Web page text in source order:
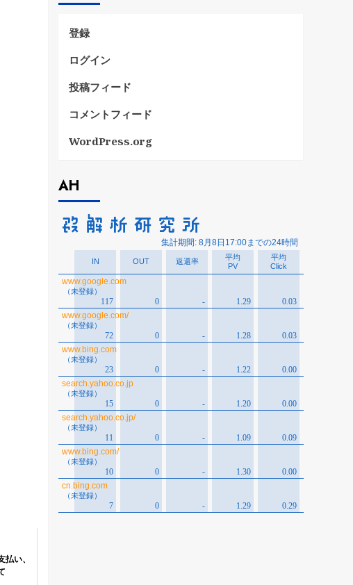
い、
ー
登録
ログイン
投稿フィード
コメントフィード
WordPress.org
AH